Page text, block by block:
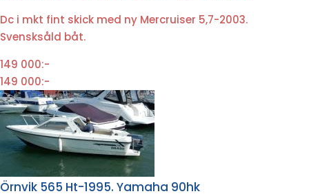
Dc i mkt fint skick med ny Mercruiser 5,7-2003.
Svensksåld båt.
149 000:-
149 000:-
Örnvik 565 Ht-1995. Yamaha 90hk